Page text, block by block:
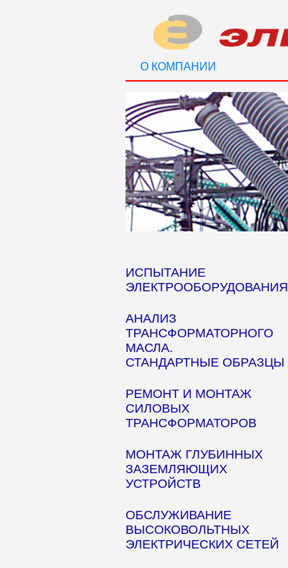
О КОМПАНИИ
ИСПЫТАНИЕ
ЭЛЕКТРООБОРУДОВАНИЯ
АНАЛИЗ
ТРАНСФОРМАТОРНОГО
МАСЛА.
СТАНДАРТНЫЕ ОБРАЗЦЫ
РЕМОНТ И МОНТАЖ
СИЛОВЫХ
ТРАНСФОРМАТОРОВ
МОНТАЖ ГЛУБИННЫХ
ЗАЗЕМЛЯЮЩИХ
УСТРОЙСТВ
ОБСЛУЖИВАНИЕ
ВЫСОКОВОЛЬТНЫХ
ЭЛЕКТРИЧЕСКИХ СЕТЕЙ